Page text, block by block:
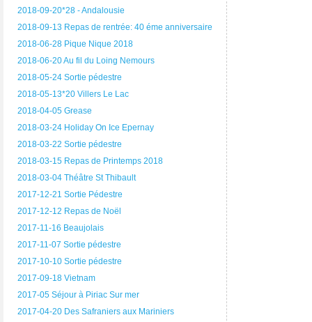
2018-09-20*28 - Andalousie
2018-09-13 Repas de rentrée: 40 éme anniversaire
2018-06-28 Pique Nique 2018
2018-06-20 Au fil du Loing Nemours
2018-05-24 Sortie pédestre
2018-05-13*20 Villers Le Lac
2018-04-05 Grease
2018-03-24 Holiday On Ice Epernay
2018-03-22 Sortie pédestre
2018-03-15 Repas de Printemps 2018
2018-03-04 Théâtre St Thibault
2017-12-21 Sortie Pédestre
2017-12-12 Repas de Noël
2017-11-16 Beaujolais
2017-11-07 Sortie pédestre
2017-10-10 Sortie pédestre
2017-09-18 Vietnam
2017-05 Séjour à Piriac Sur mer
2017-04-20 Des Safraniers aux Mariniers